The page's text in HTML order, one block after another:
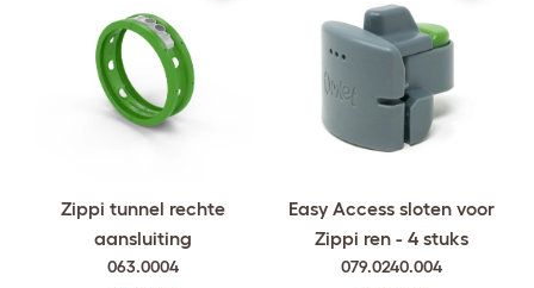
Zippi tunnel rechte
aansluiting
063.0004
Easy Access sloten voor
Zippi ren - 4 stuks
079.0240.004